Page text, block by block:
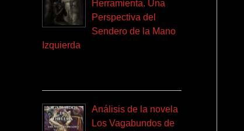
Herramienta. Una
Perspectiva del
Sendero de la Mano
Izquierda
Análisis de la novela
Los Vagabundos de